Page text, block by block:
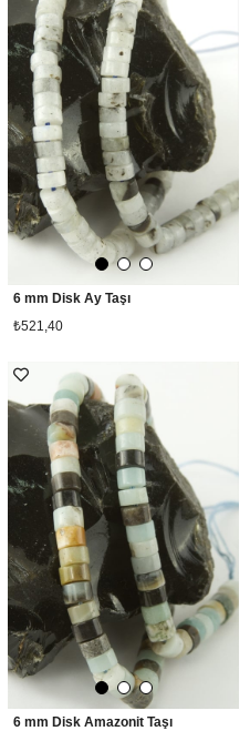
6 mm Disk Ay Taşı
₺521,40
6 mm Disk Amazonit Taşı